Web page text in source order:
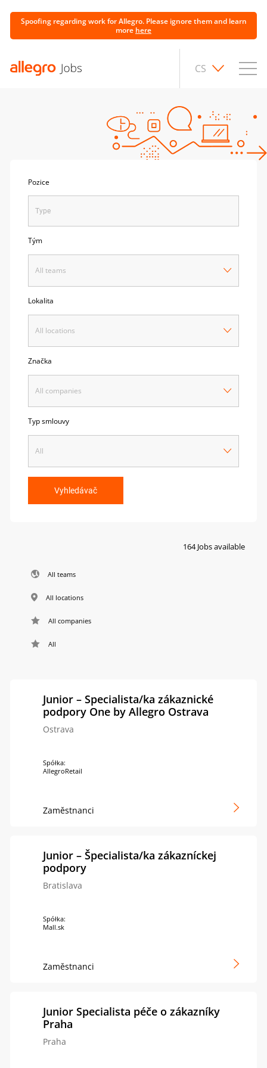
Spoofing regarding work for Allegro. Please ignore them and learn
more here
CS
Pozice
Tým
All teams
Lokalita
All locations
Značka
All companies
Typ smlouvy
All
Vyhledávač
164 Jobs available
All teams
All locations
All companies
All
Junior – Specialista/ka zákaznické
podpory One by Allegro Ostrava
Ostrava
Spółka:
AllegroRetail
Zaměstnanci
Junior – Špecialista/ka zákazníckej
podpory
Bratislava
Spółka:
Mall.sk
Zaměstnanci
Junior Specialista péče o zákazníky
Praha
Praha